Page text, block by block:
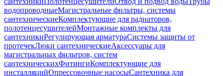
водопроводныеМагистральные фильтры, системы
сантехническиеКомплектующие для радиаторов,
полотенцесушителейМонтажные комплекты для
сантехникиРегулирующая арматураСистемы защиты от
протечекЛюки сантехническиеАксессуары для
магистральных фильтров, систем
сантехническихФитингиКомплектующие для
инсталляцийОпрессовочные насосыСантехника для